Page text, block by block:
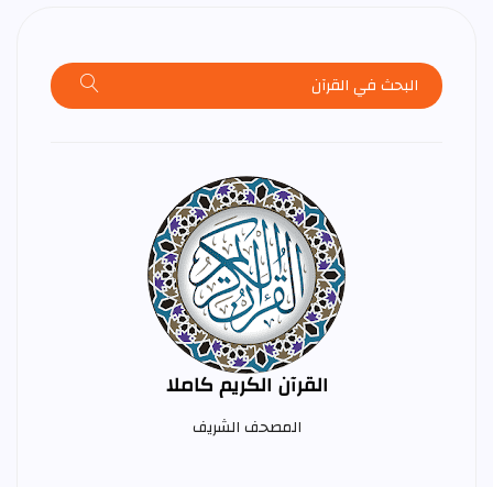
القرآن الكريم كاملا
المصحف الشريف